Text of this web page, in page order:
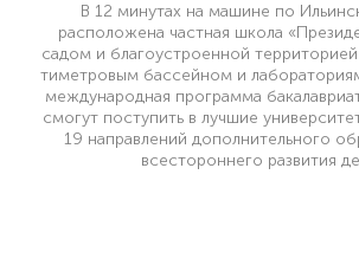
В 12 минутах на машине по
расположена частная школа
садом и благоустроенной
тиметровым бассейном и
международная программа
смогут поступить в лучшие
19 направлений дополнительного
всестороннего развития